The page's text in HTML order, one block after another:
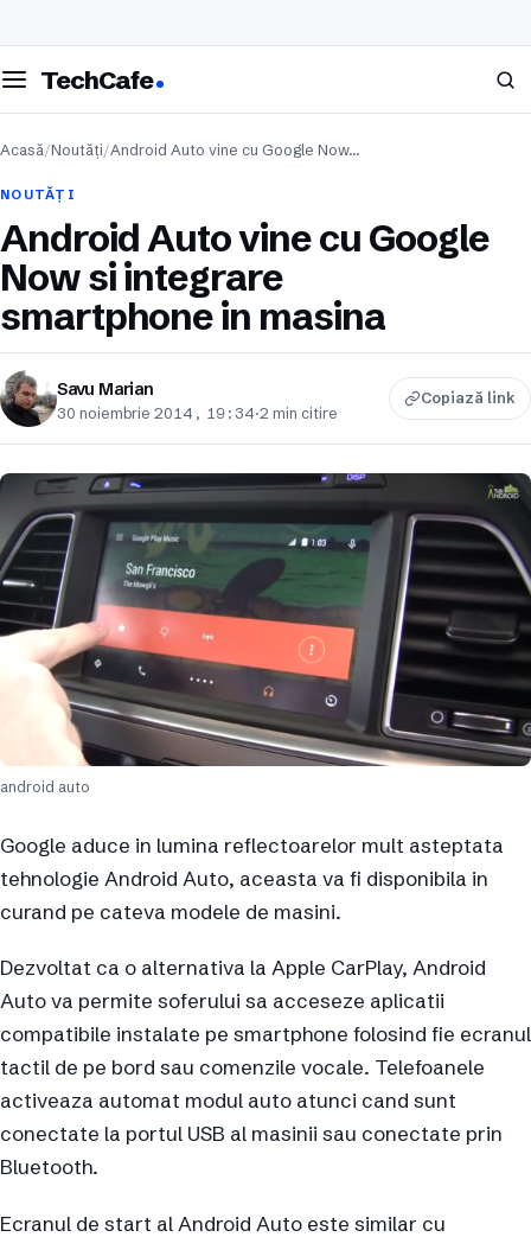
meniul
TechCafe Caută
Acasă/Noutăți/Android Auto vine cu Google Now…
NOUTĂȚI
Android Auto vine cu Google
Now si integrare
smartphone in masina
Savu Marian
30 noiembrie 2014, 19:34·2 min citire
Copiază link
android auto
Google aduce in lumina reflectoarelor mult asteptata
tehnologie Android Auto, aceasta va fi disponibila in
curand pe cateva modele de masini.
Dezvoltat ca o alternativa la Apple CarPlay, Android
Auto va permite soferului sa acceseze aplicatii
compatibile instalate pe smartphone folosind fie ecranul
tactil de pe bord sau comenzile vocale. Telefoanele
activeaza automat modul auto atunci cand sunt
conectate la portul USB al masinii sau conectate prin
Bluetooth.
Ecranul de start al Android Auto este similar cu